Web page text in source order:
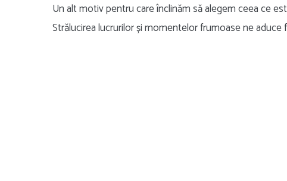
Un alt motiv pentru care înclinăm să alegem ceea ce
Strălucirea lucrurilor și momentelor frumoase ne aduce